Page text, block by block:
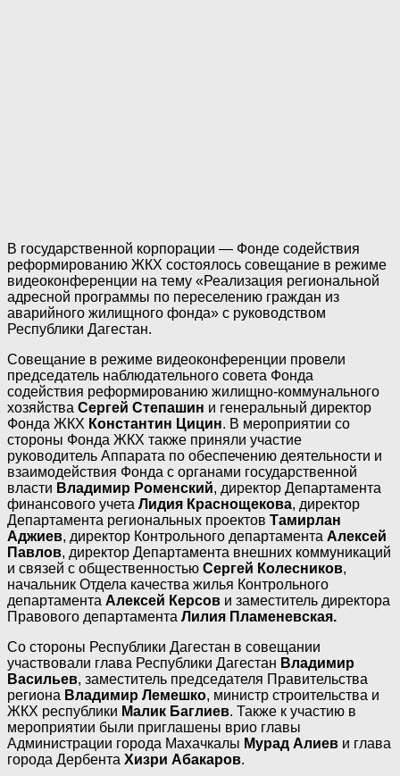
В государственной корпорации — Фонде содействия
реформированию ЖКХ состоялось совещание в режиме
видеоконференции на тему «Реализация региональной
адресной программы по переселению граждан из
аварийного жилищного фонда» с руководством
Республики Дагестан.
Совещание в режиме видеоконференции провели
председатель наблюдательного совета Фонда
содействия реформированию жилищно-коммунального
хозяйства Сергей Степашин и генеральный директор
Фонда ЖКХ Константин Цицин. В мероприятии со
стороны Фонда ЖКХ также приняли участие
руководитель Аппарата по обеспечению деятельности и
взаимодействия Фонда с органами государственной
власти Владимир Роменский, директор Департамента
финансового учета Лидия Краснощекова, директор
Департамента региональных проектов Тамирлан
Аджиев, директор Контрольного департамента Алексей
Павлов, директор Департамента внешних коммуникаций
и связей с общественностью Сергей Колесников,
начальник Отдела качества жилья Контрольного
департамента Алексей Керсов и заместитель директора
Правового департамента Лилия Пламеневская.
Со стороны Республики Дагестан в совещании
участвовали глава Республики Дагестан Владимир
Васильев, заместитель председателя Правительства
региона Владимир Лемешко, министр строительства и
ЖКХ республики Малик Баглиев. Также к участию в
мероприятии были приглашены врио главы
Администрации города Махачкалы Мурад Алиев и глава
города Дербента Хизри Абакаров.